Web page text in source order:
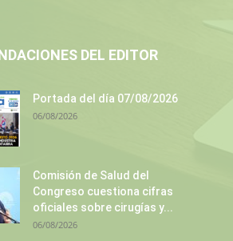
DEL EDITOR
Portada del día 07/08/2026
06/08/2026
Comisión de Salud del
Congreso cuestiona cifras
oficiales sobre cirugías y...
06/08/2026